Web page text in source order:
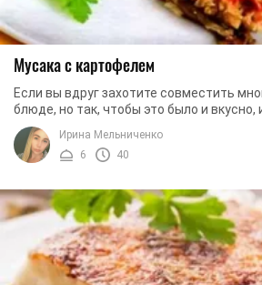
Мусака с картофелем
Если вы вдруг захотите совместить
блюде, но так, чтобы это было и вкусно,
продукты сочетались между ...
Ирина Мельниченко
6
40